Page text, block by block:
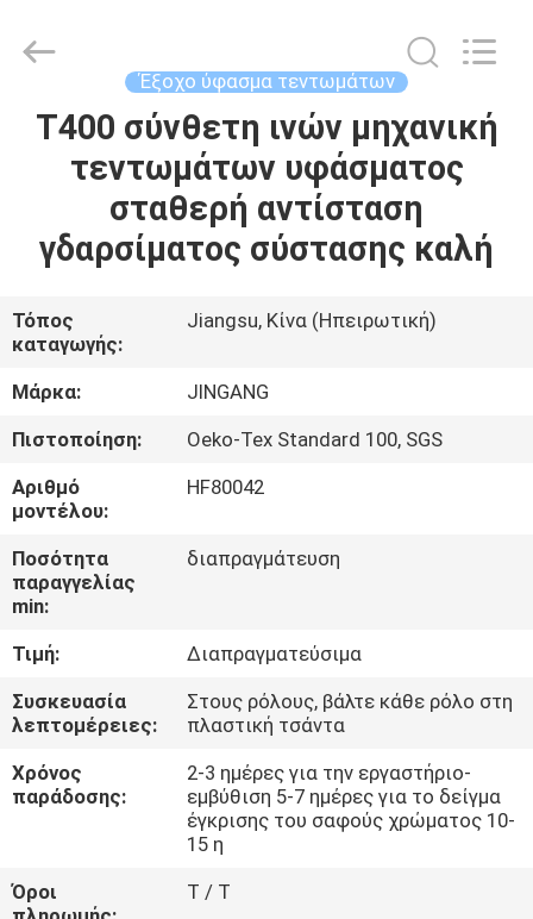
ΣΠΊΤΙ
ΠΡΟΪΌΝΤΑ
ΠΕΡΊΠΟΥ
ΕΜΕΊΣ
ΓΎΡΟΣ
ΕΡΓΟΣΤΑΣΊΩΝ
ΠΟΙΟΤΙΚΌΣ
ΈΛΕΓΧΟΣ
ΕΛΆΤΕ
ΣΕ
ΕΠΑΦΉ
ΜΕ
Textile
Co.,Ltd.
Έξοχο ύφασμα τεντωμάτων
T400 σύνθετη ινών μηχανική
τεντωμάτων υφάσματος
σταθερή αντίσταση
γδαρσίματος σύστασης καλή
Τόπος
καταγωγής:
Jiangsu, Κίνα (Ηπειρωτική)
Μάρκα:
JINGANG
Πιστοποίηση:
Oeko-Tex Standard 100, SGS
Αριθμό
μοντέλου:
HF80042
Ποσότητα
παραγγελίας
min:
διαπραγμάτευση
Τιμή:
Διαπραγματεύσιμα
Συσκευασία
λεπτομέρειες:
Στους ρόλους, βάλτε κάθε ρόλο στη
πλαστική τσάντα
Χρόνος
παράδοσης:
2-3 ημέρες για την εργαστήριο-
εμβύθιση 5-7 ημέρες για το δείγμα
έγκρισης του σαφούς χρώματος 10-
15 η
Όροι
T / T